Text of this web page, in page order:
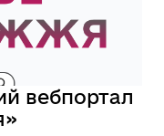
вебпортал